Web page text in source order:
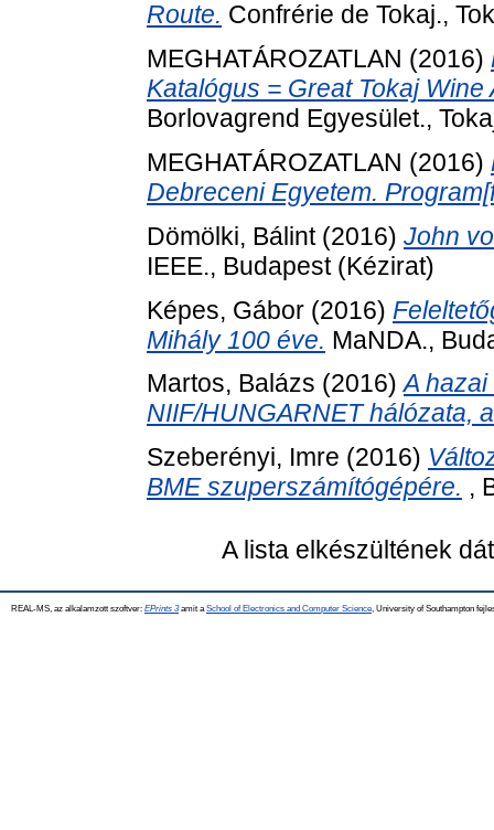
Route. Confrérie de Tokaj.,
MEGHATÁROZATLAN (2016)
Katalógus = Great Tokaj
Borlovagrend Egyesület.,
MEGHATÁROZATLAN (2016)
Debreceni Egyetem.
Dömölki, Bálint(2016) John
IEEE., Budapest (Kézirat)
Képes, Gábor (2016)
Mihály 100 éve. MaNDA.,
Martos, Balázs (2016)A
NIIF/HUNGARNET hálózata,
Szeberényi, Imre (2016)
BME szuperszámítógépére. ,
A lista elkészültének
REAL-MS, az alkalamzott szoftver: EPrints 3amit a School of Electronics and Computer Science , University of Southampton